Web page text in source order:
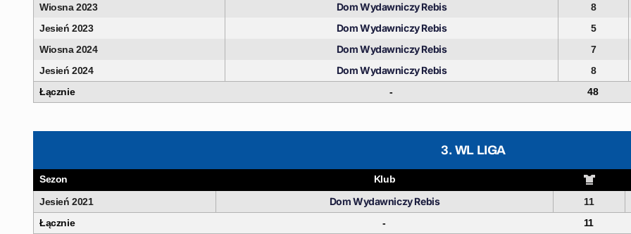
Wiosna 2023
Dom Wydawniczy Rebis 8
Jesień 2023
Dom Wydawniczy Rebis 5
Wiosna 2024
Dom Wydawniczy Rebis 7
Jesień 2024
Dom Wydawniczy Rebis 8
Łącznie
- 48
3. WL LIGA
Sezon
Klub
Jesień 2021
Dom Wydawniczy Rebis 11
Łącznie
- 11